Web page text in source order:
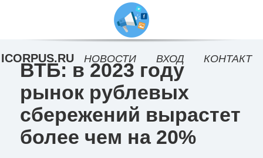
ВТБ: в 2023 году
рынок рублевых
сбережений вырастет
более чем на 20%
ICORPUS.RU НОВОСТИ ВХОД КОНТАКТ